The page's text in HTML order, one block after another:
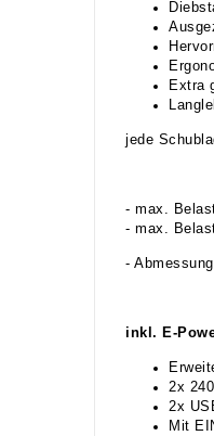
Extra
jede
- max.
- max.
-
inkl. E-
2x
2x
Mit